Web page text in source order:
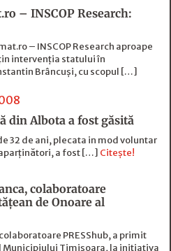
– INSCOP Research:
– INSCOP Research aproape
intervenția statului în
Brâncuși, cu scopul […]
din Albota a fost găsită
32 de ani, plecata in mod voluntar
a fost […] Citește!
colaboratoare
de Onoare al
PRESShub, a primit
Municipiului Timișoara, la inițiativa